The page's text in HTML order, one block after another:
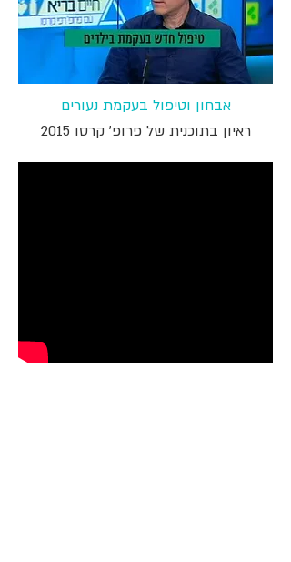
אבחון וטיפול בעקמת נעורים
ראיון בתוכנית של פרופ' קרסו 2015